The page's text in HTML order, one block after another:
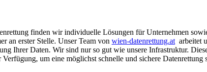
finden wir individuelle Lösungen für Unternehmen
an erster Stelle. Unser Team von wien-datenrettung.at arbeitet
Ihrer Daten. Wir sind nur so gut wie unsere Infrastruktur.
um eine möglichst schnelle und sichere Datenrettung